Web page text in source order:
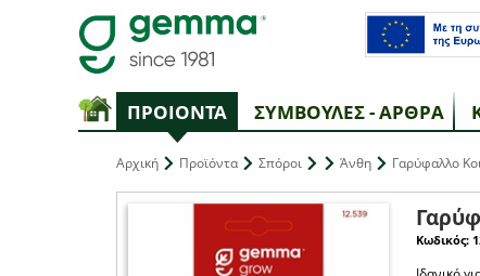
ΠΡΟΙΟΝΤΑ ΣΥΜΒΟΥΛΕΣ - ΑΡΘΡΑ
Αρχική Προϊόντα Σπόροι Άνθη Γαρύφαλλο
Κωδικός: